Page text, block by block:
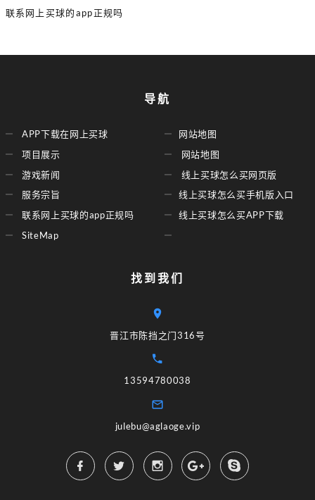
联系网上买球的app正规吗
导航
APP下载在网上买球
项目展示
游戏新闻
服务宗旨
联系网上买球的app正规吗
SiteMap
网站地图
网站地图
线上买球怎么买网页版
线上买球怎么买手机版入口
线上买球怎么买APP下载
找到我们
晋江市陈挡之门316号
13594780038
julebu@aglaoge.vip